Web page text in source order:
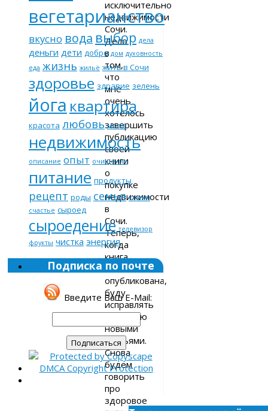
исключительно
недвижимости
Сочи.
Дело
в
том,
что
мне
очень
хотелось
завершить
публикацию
своей
книги
о
покупке
недвижимости
в
Сочи.
Теперь,
когда
книга
полностью
опубликована,
буду
исправлять
ситуацию
новыми
статьями.
Снова
будем
говорить
про
здоровое
вегетарианство
вкусно вода выбор дела
деньги дети добро дом духовность
еда жизнь жильё жить в Сочи
здоровье здравие зелень
йога квартира
красота любовь море
недвижимость
описание опыт очищение
питание продукты
рецепт роды семья стихи
счастье сыроед
сыроедение телевизор
фрукты чистка энергия
Подписка по почте
Введите Ваш E-Mail: